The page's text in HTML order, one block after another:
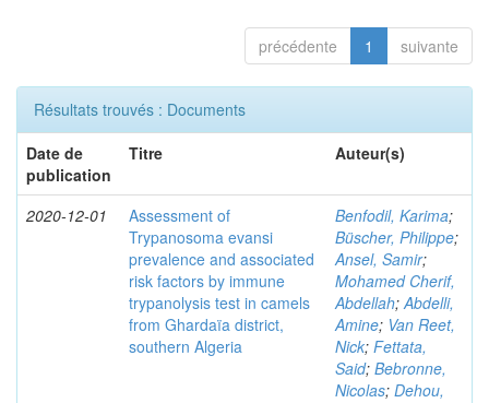
précédente 1 suivante
Résultats trouvés : Documents
Date de
publication
Titre Auteur(s)
2020-12-01
Assessment of
Trypanosoma evansi
prevalence and associated
risk factors by immune
trypanolysis test in camels
from Ghardaïa district,
southern Algeria
Benfodil, Karima;
Büscher, Philippe;
Ansel, Samir;
Mohamed Cherif,
Abdellah;Abdelli,
Amine; Van Reet,
Nick; Fettata,
Said; Bebronne,
Nicolas; Dehou,